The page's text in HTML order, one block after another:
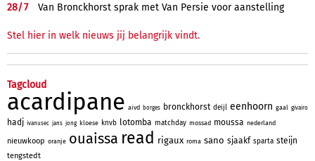
28/7 Van Bronckhorst sprak met Van Persie voor aanstelling
Stel hier in welk nieuws jij belangrijk vindt.
Tagcloud
acardipane aivd borges bronckhorst deijl eenhoorn gaal givairo
hadj ivanusec jans jong kloese knvb lotomba matchday mossad moussa nederland
nieuwkoop oranje ouaissa read rigaux roma sano sjaakf sparta steijn
tengstedt